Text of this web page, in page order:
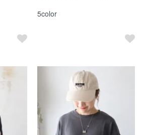
5color